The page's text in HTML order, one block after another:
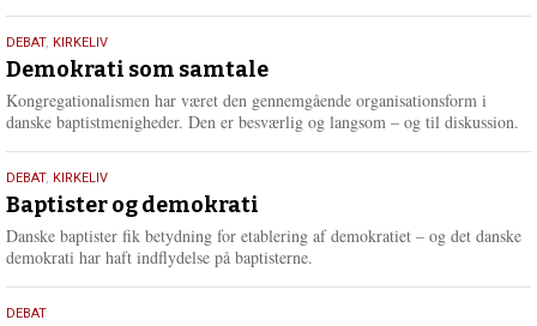
18.
maj
2026
DEBAT, KIRKELIV
Demokrati som samtale
Kongregationalismen har været den gennemgående organisationsform i
danske baptistmenigheder. Den er besværlig og langsom – og til diskussion.
18.
maj
2026
DEBAT, KIRKELIV
Baptister og demokrati
Danske baptister fik betydning for etablering af demokratiet – og det danske
demokrati har haft indflydelse på baptisterne.
18.
DEBAT